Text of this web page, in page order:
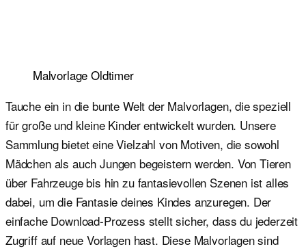
Malvorlage Oldtimer
Tauche ein in die bunte Welt der Malvorlagen, die speziell
für große und kleine Kinder entwickelt wurden. Unsere
Sammlung bietet eine Vielzahl von Motiven, die sowohl
Mädchen als auch Jungen begeistern werden. Von Tieren
über Fahrzeuge bis hin zu fantasievollen Szenen ist alles
dabei, um die Fantasie deines Kindes anzuregen. Der
einfache Download-Prozess stellt sicher, dass du jederzeit
Zugriff auf neue Vorlagen hast. Diese Malvorlagen sind